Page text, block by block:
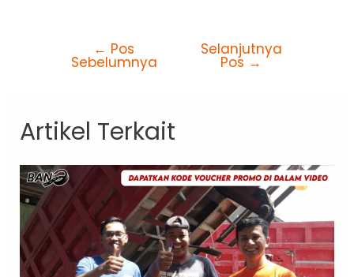
← Pos
Sebelumnya
Selanjutnya
Pos →
Artikel Terkait